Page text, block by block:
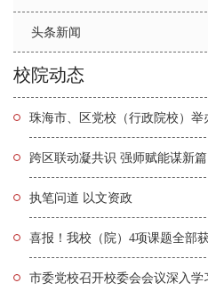
头条新闻
校院动态
跨区联动凝共识 强师赋能谋新篇
执笔问道 以文资政